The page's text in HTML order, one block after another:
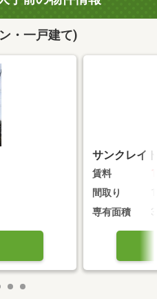
・一戸建て)
サンクレイ
賃料
間取り
専有面積